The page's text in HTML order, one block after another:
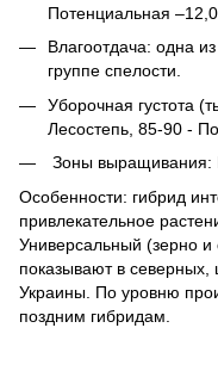
Потенциальная –12,0
Влагоотдача: одна
группе спелости.
Уборочная густота
Лесостепь, 85-90 -
Зоны выращивания:
Особенности: гибрид
привлекательное
Универсальный (зерно и
показывают в северных,
Украины. По уровню
поздним гибридам.